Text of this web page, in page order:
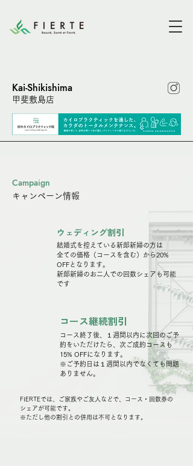
Kai-Shikishima
甲斐敷島店
Campaign
キャンペーン情報
ウェディング割引
結婚式を控えている新郎新婦の方は
全ての価格（コースを含む）から20%
OFFとなります。
​新郎新婦のお二人での回数シェアも可能
です
コース継続割引
コース終了後、１週間以内に次回のご予
約をいただけたら、次ご成約コースも
15% OFFになります。
​※ご予約日は１週間以内でなくても問題
ありません。
FIERTEでは、ご家族やご友人などで、コース・回数券の
シェアが可能です。
​※ただし他の割引との併用は不可となります。